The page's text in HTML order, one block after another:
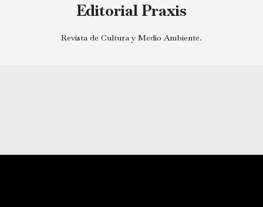
Editorial Praxis
Revista de Cultura y Medio Ambiente.